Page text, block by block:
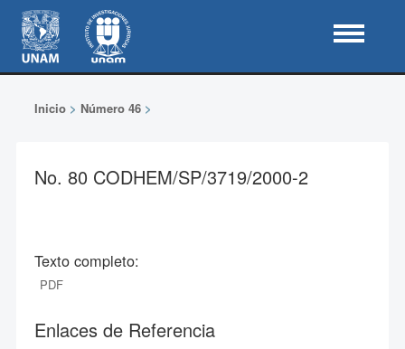
Inicio> Número 46>
No. 80 CODHEM/SP/3719/2000-2
Texto completo:
PDF
Enlaces de Referencia